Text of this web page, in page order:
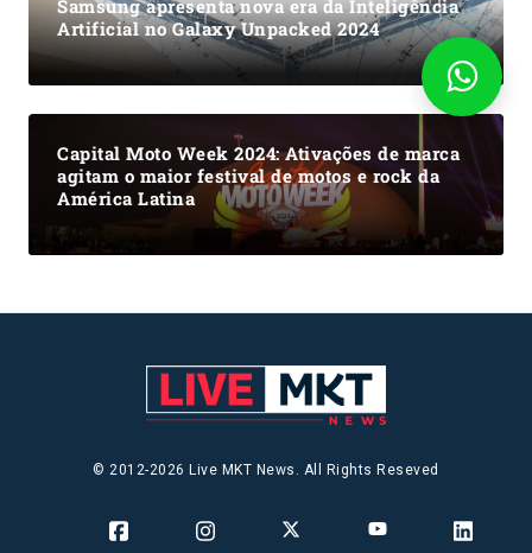
Samsung apresenta nova era da Inteligência
Artificial no Galaxy Unpacked 2024
Capital Moto Week 2024: Ativações de marca
agitam o maior festival de motos e rock da
América Latina
© 2012-2026 Live MKT News. All Rights Reseved